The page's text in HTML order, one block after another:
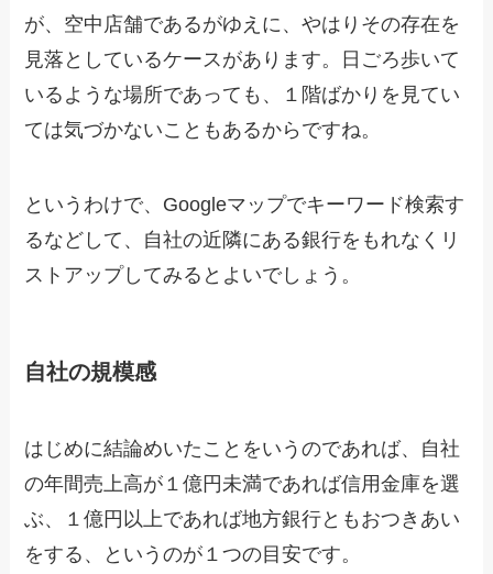
が、空中店舗であるがゆえに、やはりその存在を
見落としているケースがあります。日ごろ歩いて
いるような場所であっても、１階ばかりを見てい
ては気づかないこともあるからですね。
というわけで、Googleマップでキーワード検索す
るなどして、自社の近隣にある銀行をもれなくリ
ストアップしてみるとよいでしょう。
自社の規模感
はじめに結論めいたことをいうのであれば、自社
の年間売上高が１億円未満であれば信用金庫を選
ぶ、１億円以上であれば地方銀行ともおつきあい
をする、というのが１つの目安です。